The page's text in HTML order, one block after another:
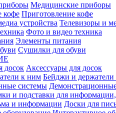
Медицинские приборы
Приготовление кофе
Телевизоры и
Фото и видео техника
Элементы питания
Сушилки для обуви
Аксессуары для досок
Бейджи и
Доски для